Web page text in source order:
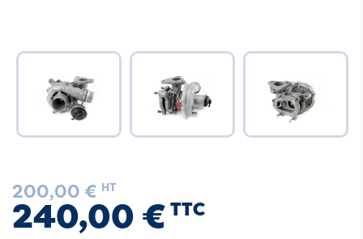
200,00 € HT
240,00 € TTC